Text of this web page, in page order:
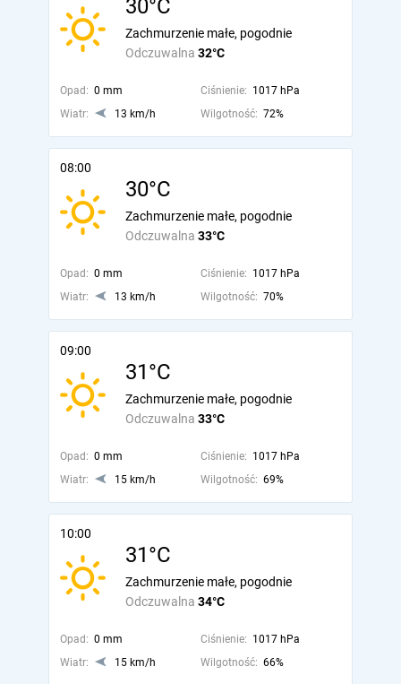
30°C
Odczuwalna 32°C
Zachmurzenie małe, pogodnie
Opad: 0 mm Ciśnienie: 1017 hPa
Wiatr:
13 km/h Wilgotność: 72%
08:00
30°C
Odczuwalna 33°C
Zachmurzenie małe, pogodnie
Opad: 0 mm Ciśnienie: 1017 hPa
Wiatr:
13 km/h Wilgotność: 70%
09:00
31°C
Odczuwalna 33°C
Zachmurzenie małe, pogodnie
Opad: 0 mm Ciśnienie: 1017 hPa
Wiatr:
15 km/h Wilgotność: 69%
10:00
31°C
Odczuwalna 34°C
Zachmurzenie małe, pogodnie
Opad: 0 mm Ciśnienie: 1017 hPa
Wiatr:
15 km/h Wilgotność: 66%